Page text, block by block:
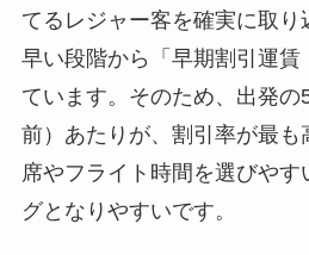
てるレジャー客を確実に取り
早い段階から「早期割引運賃
ています。そのため、出発の
前）あたりが、割引率が最も
席やフライト時間を選びや
グとなりやすいです。